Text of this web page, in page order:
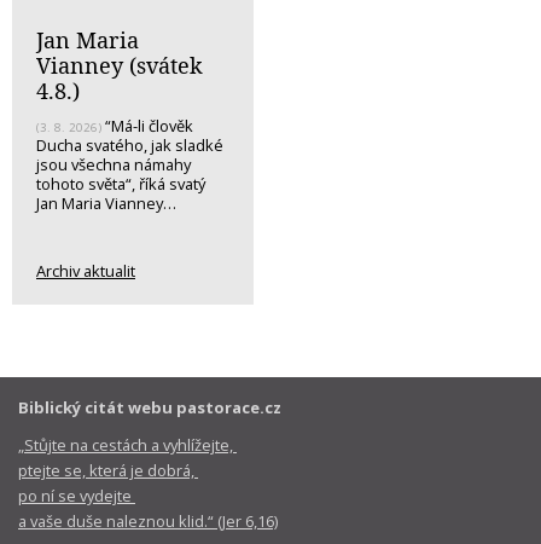
Jan Maria
Vianney (svátek
4.8.)
(3. 8. 2026) “Má-li člověk
Ducha svatého, jak sladké
jsou všechna námahy
tohoto světa“, říká svatý
Jan Maria Vianney…
Archiv aktualit
Biblický citát webu pastorace.cz
„Stůjte na cestách a vyhlížejte,
ptejte se, která je dobrá,
po ní se vydejte
a vaše duše naleznou klid.“ (Jer 6,16)